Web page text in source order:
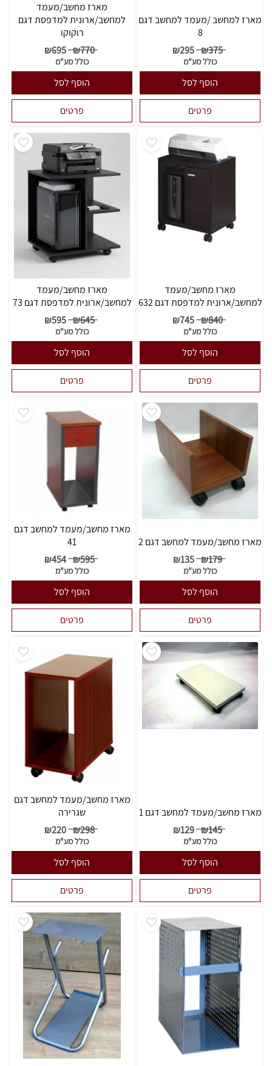
מארז למחשב /מעמד למחשב דגם
8
₪375
₪295
כולל מע"מ
הוסף לסל
פרטים
מארז מחשב/מעמד
למחשב/ארונית למדפסת דגם
רוקוקו
₪770
₪695
כולל מע"מ
הוסף לסל
פרטים
מארז מחשב/מעמד
למחשב/ארונית למדפסת דגם 632
₪840
₪745
כולל מע"מ
הוסף לסל
פרטים
מארז מחשב/מעמד
למחשב/ארונית למדפסת דגם 73
₪645
₪595
כולל מע"מ
הוסף לסל
פרטים
מארז מחשב/מעמד למחשב דגם 2
₪179
₪135
כולל מע"מ
הוסף לסל
פרטים
מארז מחשב/מעמד למחשב דגם
41
₪595
₪454
כולל מע"מ
הוסף לסל
פרטים
מארז מחשב/מעמד למחשב דגם 1
₪145
₪129
כולל מע"מ
הוסף לסל
פרטים
מארז מחשב/מעמד למחשב דגם
שגרירה
₪298
₪220
כולל מע"מ
הוסף לסל
פרטים